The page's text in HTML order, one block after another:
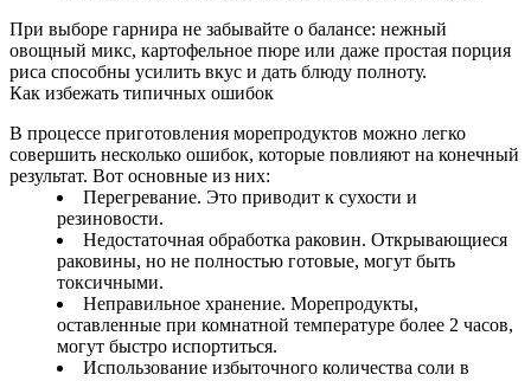
При выборе гарнира не забывайте о балансе: нежный
овощный микс, картофельное пюре или даже простая порция
риса способны усилить вкус и дать блюду полноту.
Как избежать типичных ошибок
В процессе приготовления морепродуктов можно легко
совершить несколько ошибок, которые повлияют на конечный
результат. Вот основные из них:
Перегревание. Это приводит к сухости и
резиновости.
Недостаточная обработка раковин. Открывающиеся
раковины, но не полностью готовые, могут быть
токсичными.
Неправильное хранение. Морепродукты,
оставленные при комнатной температуре более 2 часов,
могут быстро испортиться.
Использование избыточного количества соли в